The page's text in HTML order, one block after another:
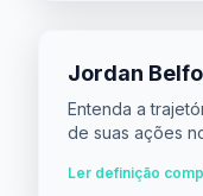
Jordan
Entenda a
de suas ações
Ler definição